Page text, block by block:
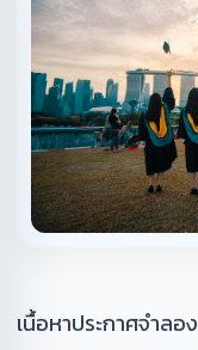
เนื้อหาประกาศจำลอง